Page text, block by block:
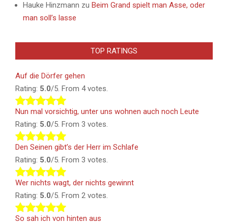
Hauke Hinzmann zu Beim Grand spielt man Asse, oder
man soll’s lasse
TOP RATINGS
Auf die Dörfer gehen
Rating: 5.0/5. From 4 votes.
Nun mal vorsichtig, unter uns wohnen auch noch Leute
Rating: 5.0/5. From 3 votes.
Den Seinen gibt’s der Herr im Schlafe
Rating: 5.0/5. From 3 votes.
Wer nichts wagt, der nichts gewinnt
Rating: 5.0/5. From 2 votes.
So sah ich von hinten aus